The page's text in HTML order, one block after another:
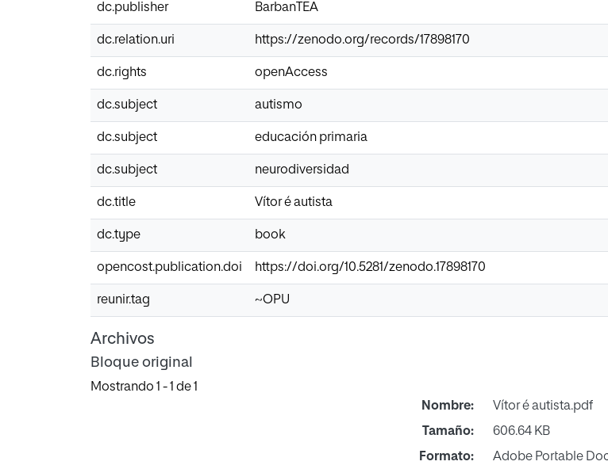
dc.publisher BarbanTEA
dc.relation.uri https://zenodo.org/records/17898170
dc.rights openAccess
dc.subject autismo
dc.subject educación primaria
dc.subject neurodiversidad
dc.title Vítor é autista
dc.type book
opencost.publication.doi https://doi.org/10.5281/zenodo.17898170
reunir.tag ~OPU
Archivos
Bloque original
Mostrando 1 - 1 de 1
Nombre:
Vítor é autista.pdf
Tamaño:
606.64 KB
Formato:
Adobe Portable